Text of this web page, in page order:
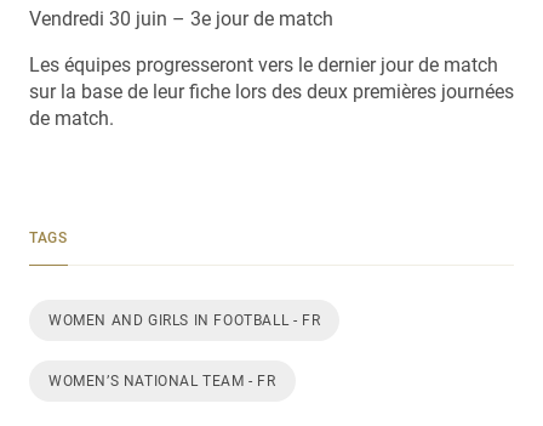
Vendredi 30 juin – 3e jour de match
Les équipes progresseront vers le dernier jour de match
sur la base de leur fiche lors des deux premières journées
de match.
TAGS
WOMEN AND GIRLS IN FOOTBALL - FR
WOMEN’S NATIONAL TEAM - FR